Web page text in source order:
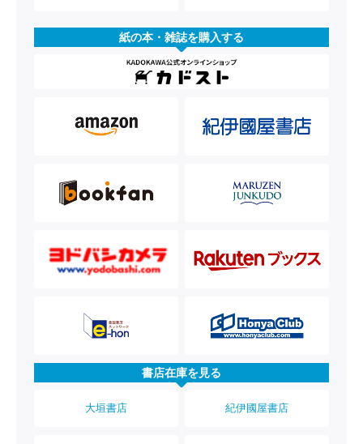
紙の本・雑誌を購入する
書店在庫を見る
大垣書店 紀伊國屋書店